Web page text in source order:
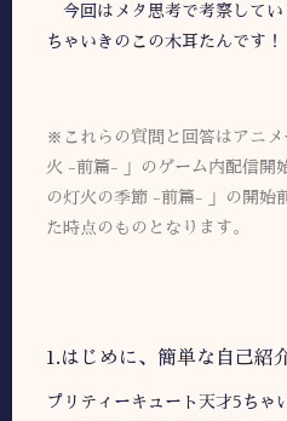
今回はメタ思考で考察してい
ちゃいきのこの木耳たんです！
※これらの質問と回答はアニ
火 -前篇- 」のゲーム内配信開
の灯火の季節 -前篇- 」の開始
た時点のものとなります。
1.はじめに、簡単な自己紹
プリティーキュート天才5ちゃ